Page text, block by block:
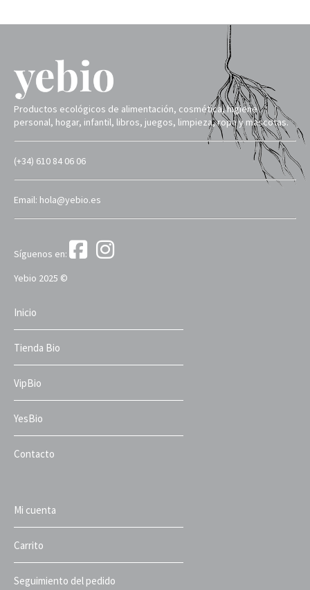
Productos ecológicos de alimentación, cosmética, higiene
personal, hogar, infantil, libros, juegos, limpieza, ropa y mascotas.
(+34) 610 84 06 06
Email: hola@yebio.es
Síguenos en:
Yebio 2025 ©
Inicio
Tienda Bio
VipBio
YesBio
Contacto
Mi cuenta
Carrito
Seguimiento del pedido